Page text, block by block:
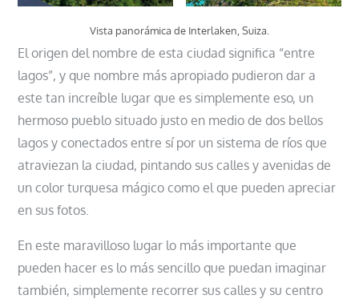
Vista panorámica de Interlaken, Suiza.
El origen del nombre de esta ciudad significa “entre
lagos”, y que nombre más apropiado pudieron dar a
este tan increíble lugar que es simplemente eso, un
hermoso pueblo situado justo en medio de dos bellos
lagos y conectados entre sí por un sistema de ríos que
atraviezan la ciudad, pintando sus calles y avenidas de
un color turquesa mágico como el que pueden apreciar
en sus fotos.
En este maravilloso lugar lo más importante que
pueden hacer es lo más sencillo que puedan imaginar
también, simplemente recorrer sus calles y su centro